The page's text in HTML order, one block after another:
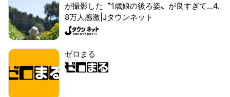
が撮影した〝1歳娘の後ろ姿〟が良すぎて...4.
8万人感激|Jタウンネット
ゼロまる